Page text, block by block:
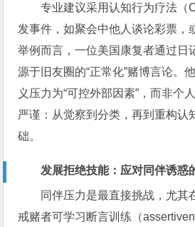
专业建议采用认知行为疗法（
发事件，如聚会中他人谈论彩票，
举例而言，一位美国康复者通过日
源于旧友圈的“正常化”赌博言论。
义压力为“可控外部因素”，而非个
严谨：从觉察到分类，再到重构认
础。
发展拒绝技能：应对同伴诱惑
同伴压力是最直接挑战，尤其
戒赌者可学习断言训练（